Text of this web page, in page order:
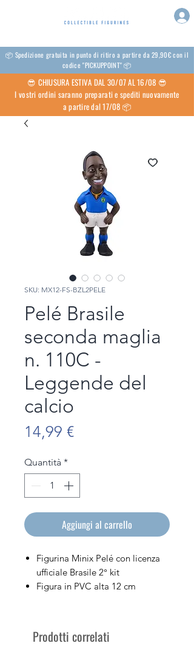
📦 Spedizione gratuita in punto di ritiro a partire da 29,90€ con il
codice "PICKUPPOINT" 📦
😎 CHIUSURA ESTIVA DAL 30/07 AL 16/08 😎
I vostri ordini saranno preparati e spediti nuovamente
a partire dal 17/08 📦
SKU: MX12-FS-BZL2PELE
Pelé Brasile
seconda maglia
n. 110C -
Leggende del
calcio
14,99 €Prezzo
Quantità *
Aggiungi al carrello
Figurina Minix Pelé con licenza
ufficiale Brasile 2° kit
Figura in PVC alta 12 cm
Colleziona i tuoi giocatori di
Prodotti correlati